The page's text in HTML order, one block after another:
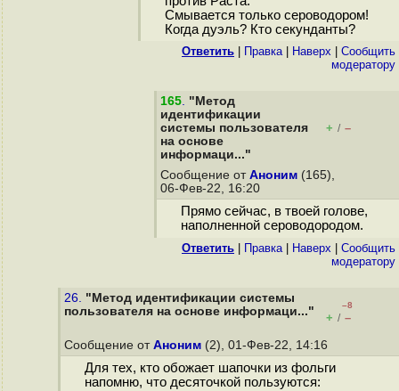
Смывается только сероводором!
Когда дуэль? Кто секунданты?
Ответить Правка| Наверх
Cообщить
модератору
165. "Метод
идентификации
системы пользователя
на основе
информаци..."
+ / –
Сообщение от Аноним (165),
06-Фев-22, 16:20
Прямо сейчас, в твоей голове,
наполненной сероводородом.
Ответить Правка| Наверх
Cообщить
модератору
26. "Метод идентификации системы
пользователя на основе информаци..."
–8
+ / –
Сообщение от Аноним (2), 01-Фев-22, 14:16
Для тех, кто обожает шапочки из фольги
напомню, что десяточкой пользуются: